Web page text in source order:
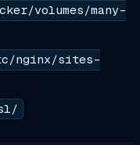
volumes/many-
nginx/sites-